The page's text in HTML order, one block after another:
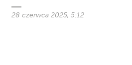
28 czerwca 2025, 5:12